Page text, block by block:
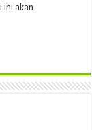
ini akan